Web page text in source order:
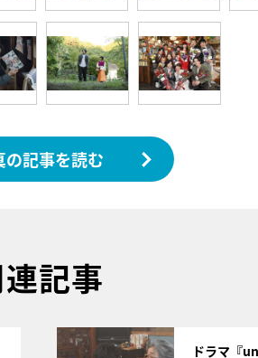
の記事を読む
記事
ドラマ『